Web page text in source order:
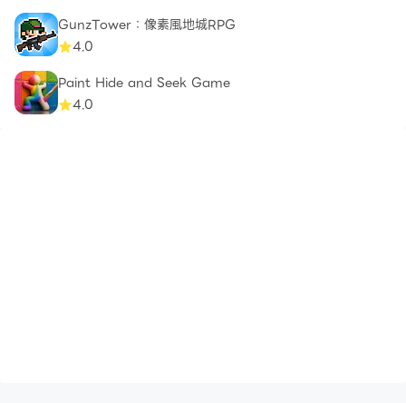
GunzTower：像素風地城RPG
4.0
Paint Hide and Seek Game
4.0